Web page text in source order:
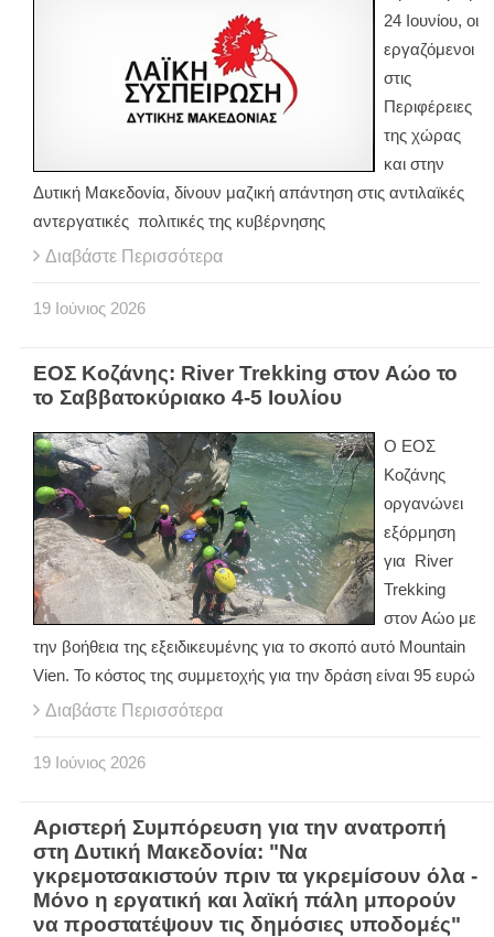
24 Ιουνίου, οι
εργαζόμενοι
στις
Περιφέρειες
της χώρας
και στην
Δυτική Μακεδονία, δίνουν μαζική απάντηση στις αντιλαϊκές
αντεργατικές πολιτικές της κυβέρνησης
Διαβάστε Περισσότερα
19 Ιούνιος 2026
ΕΟΣ Κοζάνης: River Trekking στον Αώο το
το Σαββατοκύριακο 4-5 Ιουλίου
Ο ΕΟΣ
Κοζάνης
οργανώνει
εξόρμηση
για River
Trekking
στον Αώο με
την βοήθεια της εξειδικευμένης για το σκοπό αυτό Mountain
Vien. Το κόστος της συμμετοχής για την δράση είναι 95 ευρώ
Διαβάστε Περισσότερα
19 Ιούνιος 2026
Αριστερή Συμπόρευση για την ανατροπή
στη Δυτική Μακεδονία: "Να
γκρεμοτσακιστούν πριν τα γκρεμίσουν όλα -
Μόνο η εργατική και λαϊκή πάλη μπορούν
να προστατέψουν τις δημόσιες υποδομές"